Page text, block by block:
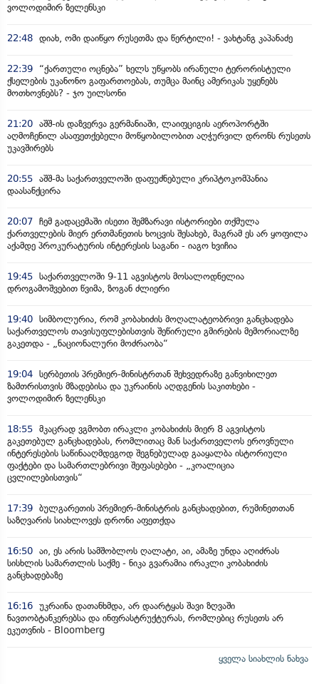
ვოლოდიმირ ზელენსკი
22:48 დიახ, ომი დაიწყო რუსეთმა და წერტილი! - ვახტანგ კაპანაძე
22:39
“ქართული ოცნება” ხელს უწყობს ირანული ტერორისტული
ქსელების უკანონო გაფართოებას, თუმცა მაინც ამერიკას უყენებს
მოთხოვნებს? - ჯო უილსონი
21:20 აშშ-ის დაზვერვა გერმანიაში, ლაიფციგის აეროპორტში
აღმოჩენილ ასაფეთქებელი მოწყობილობით აღჭურვილ დრონს რუსეთს
უკავშირებს
20:55 აშშ-მა საქართველოში დაფუძნებული კრიპტოკომპანია
დაასანქცირა
20:07 ჩემ გადაცემაში ისეთი შემზარავი ისტორიები თქმულა
ქართველების მიერ ერთმანეთის ხოცვის შესახებ, მაგრამ ეს არ ყოფილა
აქამდე პროკურატურის ინტერესის საგანი - იაგო ხვიჩია
19:45 საქართველოში 9-11 აგვისტოს მოსალოდნელია
დროგამოშვებით წვიმა, ზოგან ძლიერი
19:40 სიმბოლურია, რომ კობახიძის მოღალატეობრივი განცხადება
საქართველოს თავისუფლებისთვის შეწირული გმირების მემორიალზე
გაკეთდა - „ნაციონალური მოძრაობა“
19:04 სერბეთის პრემიერ-მინისტრთან შეხვედრაზე განვიხილეთ
ზამთრისთვის მზადებისა და უკრაინის აღდგენის საკითხები -
ვოლოდიმირ ზელენსკი
18:55 მკაცრად ვგმობთ ირაკლი კობახიძის მიერ 8 აგვისტოს
გაკეთებულ განცხადებას, რომლითაც მან საქართველოს ეროვნული
ინტერესების საწინააღმდეგოდ შეგნებულად გააყალბა ისტორიული
ფაქტები და სამართლებრივი შეფასებები - „კოალიცია
ცვლილებისთვის“
17:39 ბულგარეთის პრემიერ-მინისტრის განცხადებით, რუმინეთთან
საზღვარის სიახლოვეს დრონი აფეთქდა
16:50 აი, ეს არის სამშობლოს ღალატი, აი, ამაზე უნდა აღიძრას
სისხლის სამართლის საქმე - ნიკა გვარამია ირაკლი კობახიძის
განცხადებაზე
16:16 უკრაინა დათანხმდა, არ დაარტყას შავი ზღვაში
ნავთობტანკერებსა და ინფრასტრუქტურას, რომლებიც რუსეთს არ
ეკუთვნის - Bloomberg
ყველა სიახლის ნახვა